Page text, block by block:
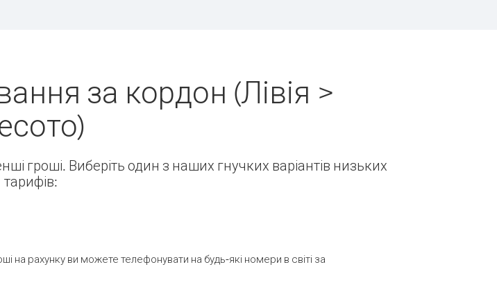
за кордон (Лівія >
гроші. Виберіть один з наших гнучких варіантів низьких
тарифів:
рахунку ви можете телефонувати на будь-які номери в світі за